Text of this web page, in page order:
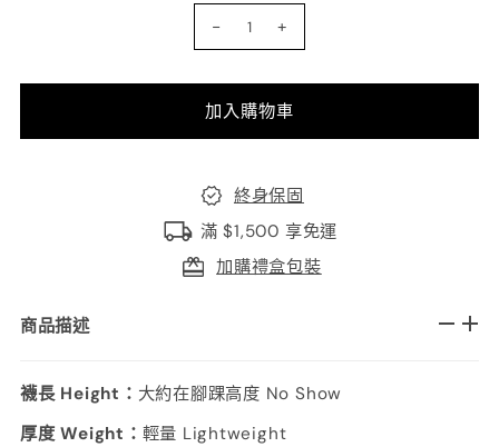
-
+
終身保固
滿 $1,500 享免運
加購禮盒包裝
商品描述
襪長 Height： 大約在腳踝高度 No Show
厚度 Weight： 輕量 Lightweight